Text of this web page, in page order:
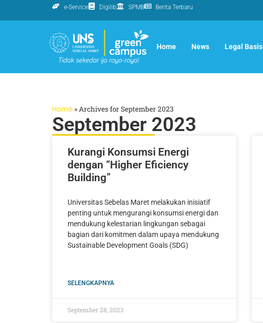
e-Service Digilib SPMB Berita Terbaru
Home News Legal Basis
Home »Archives for September 2023
September 2023
Kurangi Konsumsi Energi
dengan “Higher Eficiency
Building”
Universitas Sebelas Maret melakukan inisiatif
penting untuk mengurangi konsumsi energi dan
mendukung kelestarian lingkungan sebagai
bagian dari komitmen dalam upaya mendukung
Sustainable Development Goals (SDG)
SELENGKAPNYA
September 28, 2023